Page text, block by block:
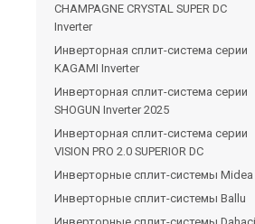
CHAMPAGNE CRYSTAL SUPER DC
Inverter
Инверторная сплит-система серии
KAGAMI Inverter
Инверторная сплит-система серии
SHOGUN Inverter 2025
Инверторная сплит-система серии
VISION PRO 2.0 SUPERIOR DC
Инверторные сплит-системы Midea
Инверторные сплит-системы Ballu